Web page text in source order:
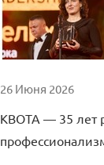
26 Июня 2026
КВОТА — 35 лет